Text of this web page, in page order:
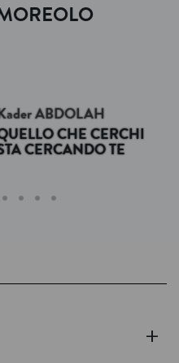
ABDOLAH
CHE CERCHI
CERCANDO TE
+